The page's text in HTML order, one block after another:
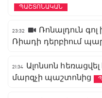
ՊԱՇՏՈՆԱԿԱՆ
23:32
Ռոնալդուն
Ռիադի դերբիում
21:34 Ալոնսոն
մարզչի պաշտոնից